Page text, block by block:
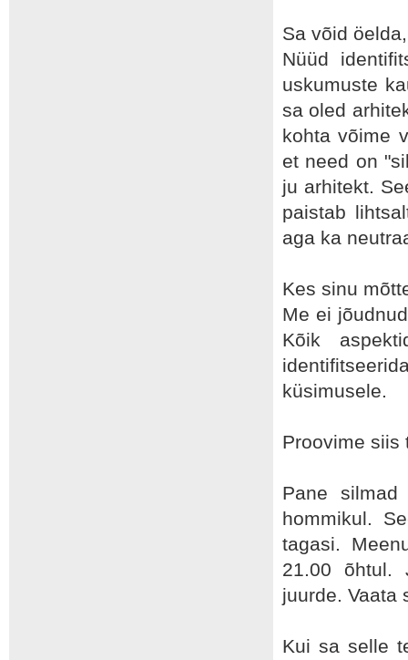
Sa võid
Nüüd
uskumuste
sa oled
kohta võime
et need on
ju arhitekt.
paistab
aga ka
Kes sinu
Me ei
Kõik
küsimusele.
Proovime siis
Pane
hommikul.
tagasi.
21.00 õhtul.
juurde. Vaata
Kui sa selle